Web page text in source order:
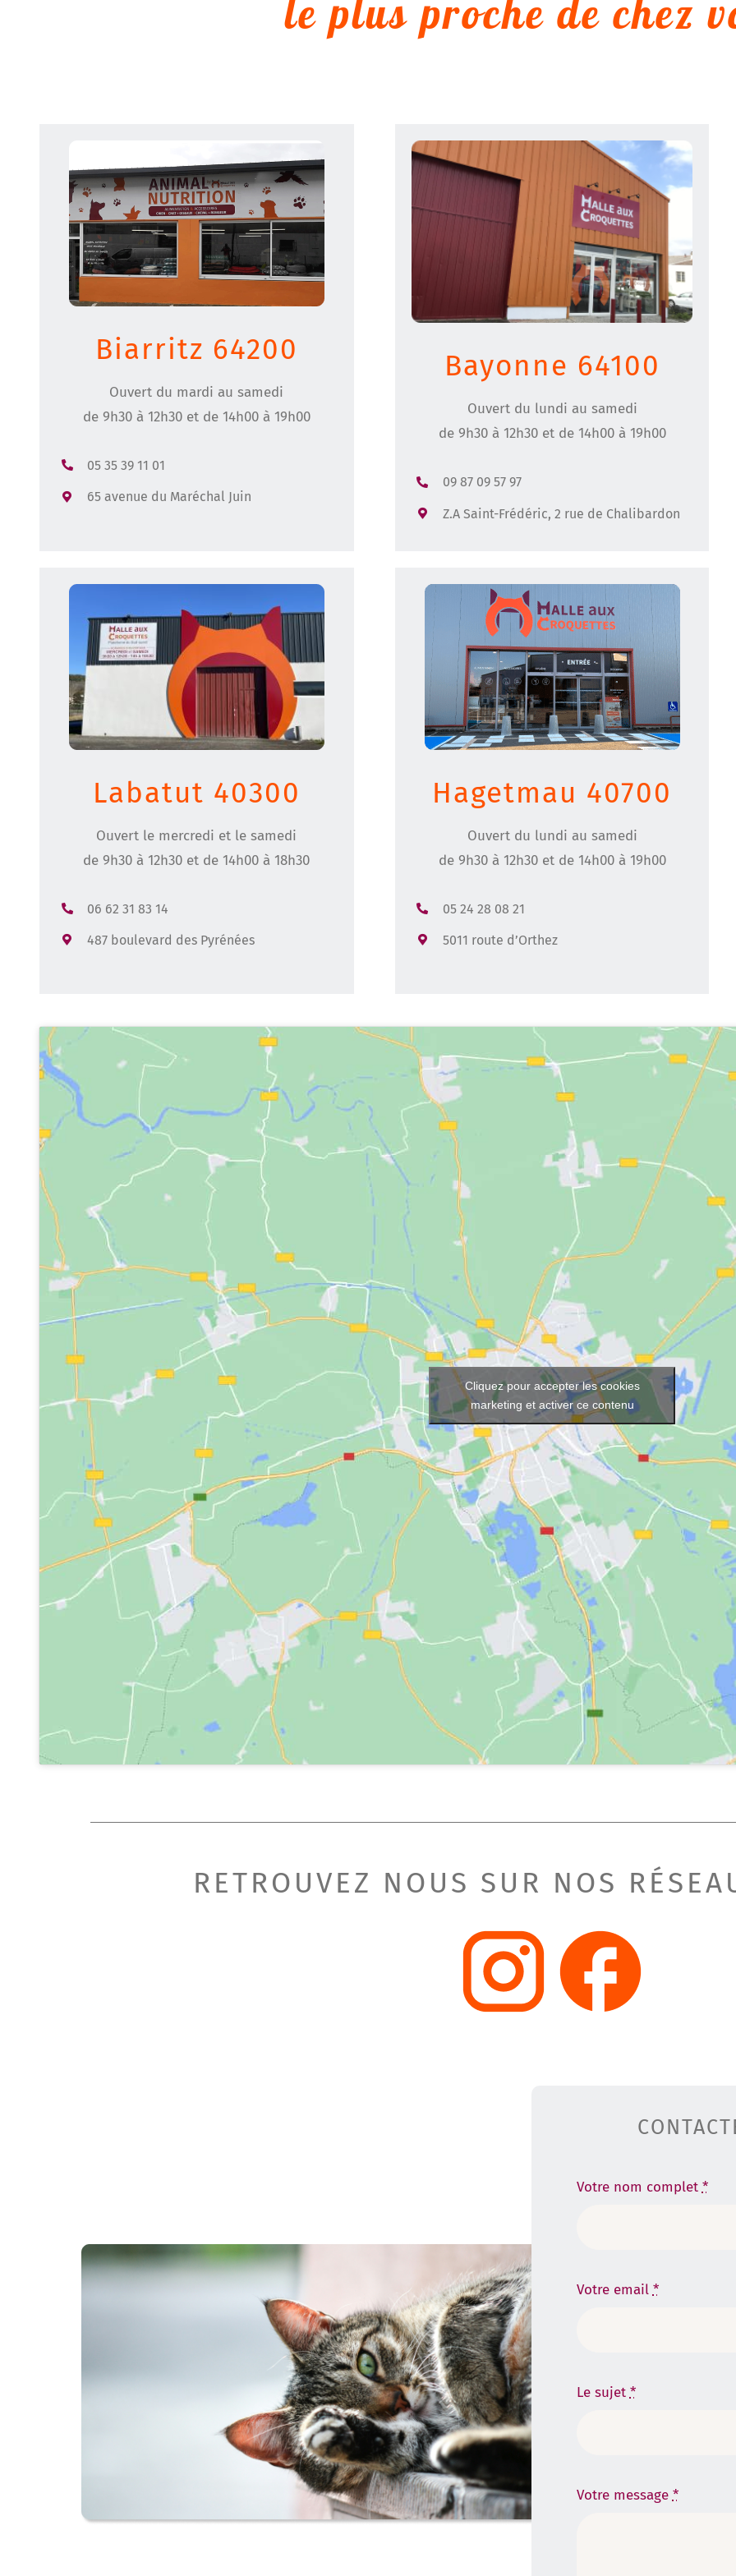
le plus proche de chez
Biarritz 64200
Ouvert du mardi au samedi
de 9h30 à 12h30 et de 14h00 à 19h00
05 35 39 11 01
65 avenue du Maréchal Juin
Bayonne 64100
Ouvert du lundi au samedi
de 9h30 à 12h30 et de 14h00 à 19h00
09 87 09 57 97
Z.A Saint-Frédéric, 2 rue de Chalibardon
Labatut 40300
Ouvert le mercredi et le samedi
de 9h30 à 12h30 et de 14h00 à 18h30
06 62 31 83 14
487 boulevard des Pyrénées
Hagetmau 40700
Ouvert du lundi au samedi
de 9h30 à 12h30 et de 14h00 à 19h00
05 24 28 08 21
5011 route d’Orthez
Cliquez pour accepter les cookies
marketing et activer ce contenu
RETROUVEZ NOUS SUR NOS
Votre nom complet *
Votre email *
Le sujet *
Votre message*